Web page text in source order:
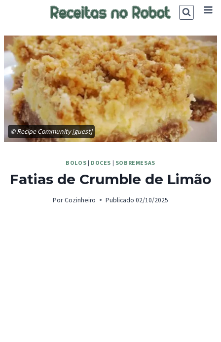
© Recipe Community [guest]
BOLOS | DOCES | SOBREMESAS
Fatias de Crumble de Limão
Por Cozinheiro Publicado 02/10/2025